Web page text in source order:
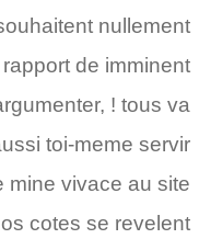
nullement
de imminent
! tous va
toi-meme servir
mine vivace au site
cotes se revelent